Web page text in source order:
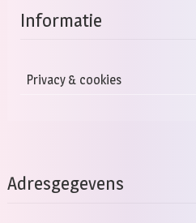
Informatie
Privacy & cookies
Adresgegevens